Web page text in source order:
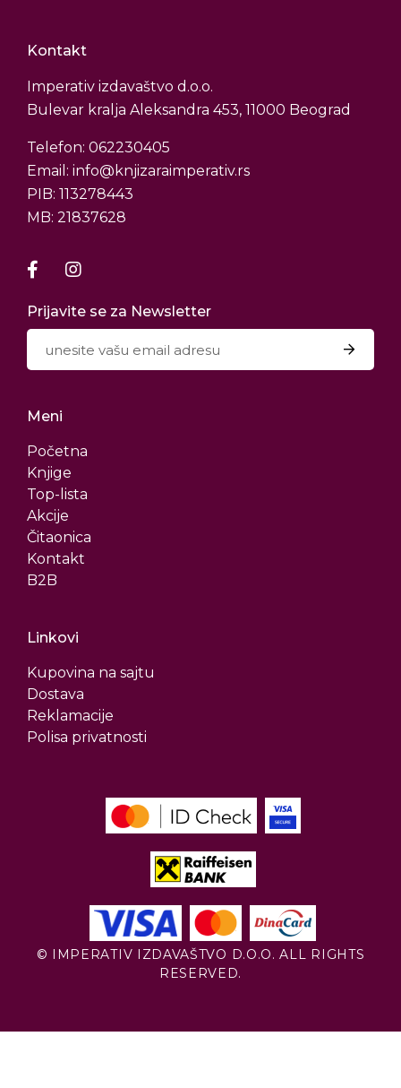
Kontakt
Imperativ izdavaštvo d.o.o.
Bulevar kralja Aleksandra 453, 11000 Beograd
Telefon: 062230405
Email: info@knjizaraimperativ.rs
PIB: 113278443
MB: 21837628
Prijavite se za Newsletter
Meni
Početna
Knjige
Top-lista
Akcije
Čitaonica
Kontakt
B2B
Linkovi
Kupovina na sajtu
Dostava
Reklamacije
Polisa privatnosti
© IMPERATIV IZDAVAŠTVO D.O.O. ALL RIGHTS
RESERVED.